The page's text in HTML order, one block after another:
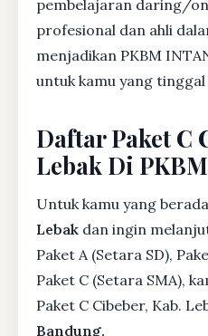
pembelajaran daring/
profesional dan ahli
menjadikan PKBM
untuk kamu yang tinggal
Daftar Paket C
Lebak Di
Untuk kamu yang
Lebak dan ingin
Paket A (Setara SD),
Paket C (Setara SMA),
Paket C Cibeber, Kab.
Bandung.